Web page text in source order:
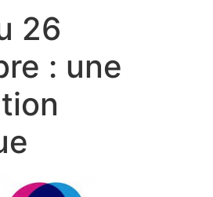
26
: une